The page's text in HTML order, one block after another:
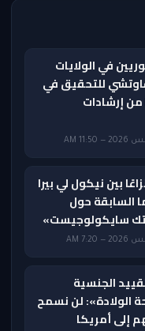
في الولايات
للتحقيق في
من إرشادات
بين نيكول لي بيرا
السابقة حول
سايكولوجيست»
الجنسية
الولادة»: لن نسمح
إلى أمريكا